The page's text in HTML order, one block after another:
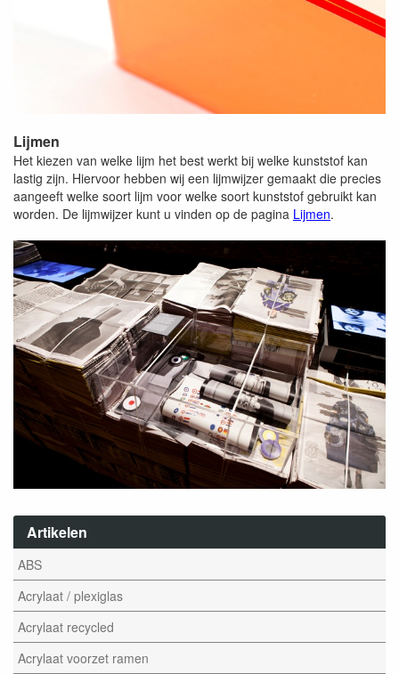
Artikelen
ABS
Acrylaat / plexiglas
Acrylaat recycled
Acrylaat voorzet ramen
Lijmen
Het kiezen van welke lijm het best werkt bij welke kunststof kan
lastig zijn. Hiervoor hebben wij een lijmwijzer gemaakt die precies
aangeeft welke soort lijm voor welke soort kunststof gebruikt kan
worden. De lijmwijzer kunt u vinden op de pagina Lijmen.